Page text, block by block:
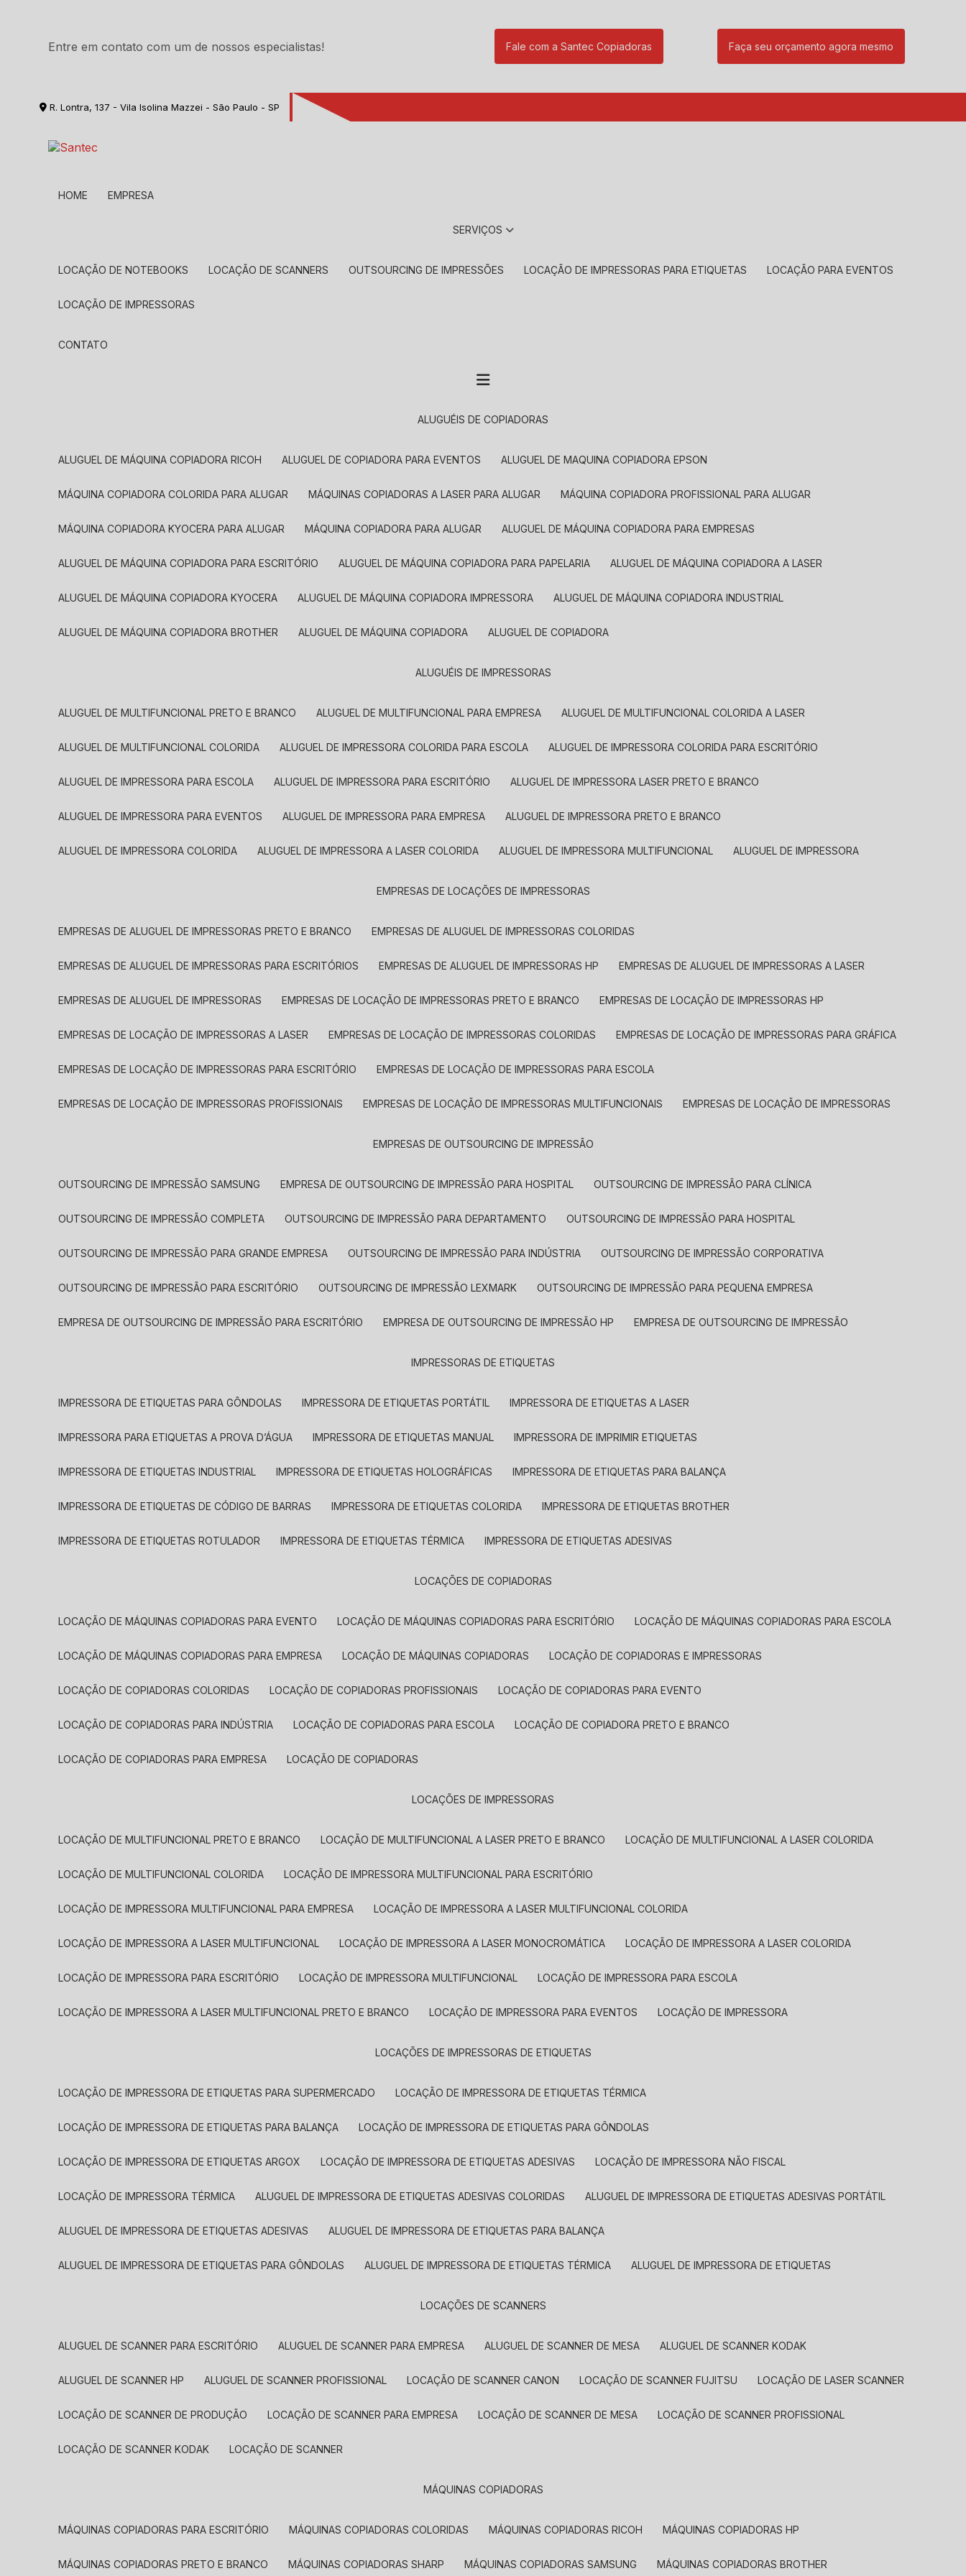
Entre em contato com um de nossos especialistas! Fale com a Santec Copiadoras Faça seu orçamento agora mesmo
R. Lontra, 137 - Vila Isolina Mazzei - São Paulo - SP
HOME EMPRESA
SERVIÇOS
LOCAÇÃO DE NOTEBOOKS LOCAÇÃO DE SCANNERS OUTSOURCING DE IMPRESSÕES LOCAÇÃO DE IMPRESSORAS PARA ETIQUETAS LOCAÇÃO PARA EVENTOS
LOCAÇÃO DE IMPRESSORAS
CONTATO
ALUGUÉIS DE COPIADORAS
ALUGUEL DE MÁQUINA COPIADORA RICOH ALUGUEL DE COPIADORA PARA EVENTOS ALUGUEL DE MAQUINA COPIADORA EPSON
MÁQUINA COPIADORA COLORIDA PARA ALUGAR MÁQUINAS COPIADORAS A LASER PARA ALUGAR MÁQUINA COPIADORA PROFISSIONAL PARA ALUGAR
MÁQUINA COPIADORA KYOCERA PARA ALUGAR MÁQUINA COPIADORA PARA ALUGAR ALUGUEL DE MÁQUINA COPIADORA PARA EMPRESAS
ALUGUEL DE MÁQUINA COPIADORA PARA ESCRITÓRIO ALUGUEL DE MÁQUINA COPIADORA PARA PAPELARIA ALUGUEL DE MÁQUINA COPIADORA A LASER
ALUGUEL DE MÁQUINA COPIADORA KYOCERA ALUGUEL DE MÁQUINA COPIADORA IMPRESSORA ALUGUEL DE MÁQUINA COPIADORA INDUSTRIAL
ALUGUEL DE MÁQUINA COPIADORA BROTHER ALUGUEL DE MÁQUINA COPIADORA ALUGUEL DE COPIADORA
ALUGUÉIS DE IMPRESSORAS
ALUGUEL DE MULTIFUNCIONAL PRETO E BRANCO ALUGUEL DE MULTIFUNCIONAL PARA EMPRESA ALUGUEL DE MULTIFUNCIONAL COLORIDA A LASER
ALUGUEL DE MULTIFUNCIONAL COLORIDA ALUGUEL DE IMPRESSORA COLORIDA PARA ESCOLA ALUGUEL DE IMPRESSORA COLORIDA PARA ESCRITÓRIO
ALUGUEL DE IMPRESSORA PARA ESCOLA ALUGUEL DE IMPRESSORA PARA ESCRITÓRIO ALUGUEL DE IMPRESSORA LASER PRETO E BRANCO
ALUGUEL DE IMPRESSORA PARA EVENTOS ALUGUEL DE IMPRESSORA PARA EMPRESA ALUGUEL DE IMPRESSORA PRETO E BRANCO
ALUGUEL DE IMPRESSORA COLORIDA ALUGUEL DE IMPRESSORA A LASER COLORIDA ALUGUEL DE IMPRESSORA MULTIFUNCIONAL ALUGUEL DE IMPRESSORA
EMPRESAS DE LOCAÇÕES DE IMPRESSORAS
EMPRESAS DE ALUGUEL DE IMPRESSORAS PRETO E BRANCO EMPRESAS DE ALUGUEL DE IMPRESSORAS COLORIDAS
EMPRESAS DE ALUGUEL DE IMPRESSORAS PARA ESCRITÓRIOS EMPRESAS DE ALUGUEL DE IMPRESSORAS HP EMPRESAS DE ALUGUEL DE IMPRESSORAS A LASER
EMPRESAS DE ALUGUEL DE IMPRESSORAS EMPRESAS DE LOCAÇÃO DE IMPRESSORAS PRETO E BRANCO EMPRESAS DE LOCAÇÃO DE IMPRESSORAS HP
EMPRESAS DE LOCAÇÃO DE IMPRESSORAS A LASER EMPRESAS DE LOCAÇÃO DE IMPRESSORAS COLORIDAS EMPRESAS DE LOCAÇÃO DE IMPRESSORAS PARA GRÁFICA
EMPRESAS DE LOCAÇÃO DE IMPRESSORAS PARA ESCRITÓRIO EMPRESAS DE LOCAÇÃO DE IMPRESSORAS PARA ESCOLA
EMPRESAS DE LOCAÇÃO DE IMPRESSORAS PROFISSIONAIS EMPRESAS DE LOCAÇÃO DE IMPRESSORAS MULTIFUNCIONAIS EMPRESAS DE LOCAÇÃO DE IMPRESSORAS
EMPRESAS DE OUTSOURCING DE IMPRESSÃO
OUTSOURCING DE IMPRESSÃO SAMSUNG EMPRESA DE OUTSOURCING DE IMPRESSÃO PARA HOSPITAL OUTSOURCING DE IMPRESSÃO PARA CLÍNICA
OUTSOURCING DE IMPRESSÃO COMPLETA OUTSOURCING DE IMPRESSÃO PARA DEPARTAMENTO OUTSOURCING DE IMPRESSÃO PARA HOSPITAL
OUTSOURCING DE IMPRESSÃO PARA GRANDE EMPRESA OUTSOURCING DE IMPRESSÃO PARA INDÚSTRIA OUTSOURCING DE IMPRESSÃO CORPORATIVA
OUTSOURCING DE IMPRESSÃO PARA ESCRITÓRIO OUTSOURCING DE IMPRESSÃO LEXMARK OUTSOURCING DE IMPRESSÃO PARA PEQUENA EMPRESA
EMPRESA DE OUTSOURCING DE IMPRESSÃO PARA ESCRITÓRIO EMPRESA DE OUTSOURCING DE IMPRESSÃO HP EMPRESA DE OUTSOURCING DE IMPRESSÃO
IMPRESSORAS DE ETIQUETAS
IMPRESSORA DE ETIQUETAS PARA GÔNDOLAS IMPRESSORA DE ETIQUETAS PORTÁTIL IMPRESSORA DE ETIQUETAS A LASER
IMPRESSORA PARA ETIQUETAS A PROVA D’ÁGUA IMPRESSORA DE ETIQUETAS MANUAL IMPRESSORA DE IMPRIMIR ETIQUETAS
IMPRESSORA DE ETIQUETAS INDUSTRIAL IMPRESSORA DE ETIQUETAS HOLOGRÁFICAS IMPRESSORA DE ETIQUETAS PARA BALANÇA
IMPRESSORA DE ETIQUETAS DE CÓDIGO DE BARRAS IMPRESSORA DE ETIQUETAS COLORIDA IMPRESSORA DE ETIQUETAS BROTHER
IMPRESSORA DE ETIQUETAS ROTULADOR IMPRESSORA DE ETIQUETAS TÉRMICA IMPRESSORA DE ETIQUETAS ADESIVAS
LOCAÇÕES DE COPIADORAS
LOCAÇÃO DE MÁQUINAS COPIADORAS PARA EVENTO LOCAÇÃO DE MÁQUINAS COPIADORAS PARA ESCRITÓRIO LOCAÇÃO DE MÁQUINAS COPIADORAS PARA ESCOLA
LOCAÇÃO DE MÁQUINAS COPIADORAS PARA EMPRESA LOCAÇÃO DE MÁQUINAS COPIADORAS LOCAÇÃO DE COPIADORAS E IMPRESSORAS
LOCAÇÃO DE COPIADORAS COLORIDAS LOCAÇÃO DE COPIADORAS PROFISSIONAIS LOCAÇÃO DE COPIADORAS PARA EVENTO
LOCAÇÃO DE COPIADORAS PARA INDÚSTRIA LOCAÇÃO DE COPIADORAS PARA ESCOLA LOCAÇÃO DE COPIADORA PRETO E BRANCO
LOCAÇÃO DE COPIADORAS PARA EMPRESA LOCAÇÃO DE COPIADORAS
LOCAÇÕES DE IMPRESSORAS
LOCAÇÃO DE MULTIFUNCIONAL PRETO E BRANCO LOCAÇÃO DE MULTIFUNCIONAL A LASER PRETO E BRANCO LOCAÇÃO DE MULTIFUNCIONAL A LASER COLORIDA
LOCAÇÃO DE MULTIFUNCIONAL COLORIDA LOCAÇÃO DE IMPRESSORA MULTIFUNCIONAL PARA ESCRITÓRIO
LOCAÇÃO DE IMPRESSORA MULTIFUNCIONAL PARA EMPRESA LOCAÇÃO DE IMPRESSORA A LASER MULTIFUNCIONAL COLORIDA
LOCAÇÃO DE IMPRESSORA A LASER MULTIFUNCIONAL LOCAÇÃO DE IMPRESSORA A LASER MONOCROMÁTICA LOCAÇÃO DE IMPRESSORA A LASER COLORIDA
LOCAÇÃO DE IMPRESSORA PARA ESCRITÓRIO LOCAÇÃO DE IMPRESSORA MULTIFUNCIONAL LOCAÇÃO DE IMPRESSORA PARA ESCOLA
LOCAÇÃO DE IMPRESSORA A LASER MULTIFUNCIONAL PRETO E BRANCO LOCAÇÃO DE IMPRESSORA PARA EVENTOS LOCAÇÃO DE IMPRESSORA
LOCAÇÕES DE IMPRESSORAS DE ETIQUETAS
LOCAÇÃO DE IMPRESSORA DE ETIQUETAS PARA SUPERMERCADO LOCAÇÃO DE IMPRESSORA DE ETIQUETAS TÉRMICA
LOCAÇÃO DE IMPRESSORA DE ETIQUETAS PARA BALANÇA LOCAÇÃO DE IMPRESSORA DE ETIQUETAS PARA GÔNDOLAS
LOCAÇÃO DE IMPRESSORA DE ETIQUETAS ARGOX LOCAÇÃO DE IMPRESSORA DE ETIQUETAS ADESIVAS LOCAÇÃO DE IMPRESSORA NÃO FISCAL
LOCAÇÃO DE IMPRESSORA TÉRMICA ALUGUEL DE IMPRESSORA DE ETIQUETAS ADESIVAS COLORIDAS ALUGUEL DE IMPRESSORA DE ETIQUETAS ADESIVAS PORTÁTIL
ALUGUEL DE IMPRESSORA DE ETIQUETAS ADESIVAS ALUGUEL DE IMPRESSORA DE ETIQUETAS PARA BALANÇA
ALUGUEL DE IMPRESSORA DE ETIQUETAS PARA GÔNDOLAS ALUGUEL DE IMPRESSORA DE ETIQUETAS TÉRMICA ALUGUEL DE IMPRESSORA DE ETIQUETAS
LOCAÇÕES DE SCANNERS
ALUGUEL DE SCANNER PARA ESCRITÓRIO ALUGUEL DE SCANNER PARA EMPRESA ALUGUEL DE SCANNER DE MESA ALUGUEL DE SCANNER KODAK
ALUGUEL DE SCANNER HP ALUGUEL DE SCANNER PROFISSIONAL LOCAÇÃO DE SCANNER CANON LOCAÇÃO DE SCANNER FUJITSU LOCAÇÃO DE LASER SCANNER
LOCAÇÃO DE SCANNER DE PRODUÇÃO LOCAÇÃO DE SCANNER PARA EMPRESA LOCAÇÃO DE SCANNER DE MESA LOCAÇÃO DE SCANNER PROFISSIONAL
LOCAÇÃO DE SCANNER KODAK LOCAÇÃO DE SCANNER
MÁQUINAS COPIADORAS
MÁQUINAS COPIADORAS PARA ESCRITÓRIO MÁQUINAS COPIADORAS COLORIDAS MÁQUINAS COPIADORAS RICOH MÁQUINAS COPIADORAS HP
MÁQUINAS COPIADORAS PRETO E BRANCO MÁQUINAS COPIADORAS SHARP MÁQUINAS COPIADORAS SAMSUNG MÁQUINAS COPIADORAS BROTHER